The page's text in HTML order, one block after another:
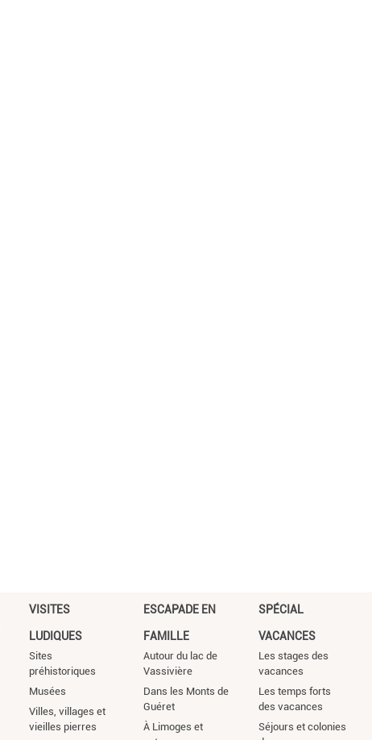
VISITES
LUDIQUES
Sites
préhistoriques
Musées
Villes, villages et
vieilles pierres
ESCAPADE EN
FAMILLE
Autour du lac de
Vassivière
Dans les Monts de
Guéret
À Limoges et
SPÉCIAL
VACANCES
Les stages des
vacances
Les temps forts
des vacances
Séjours et colonies